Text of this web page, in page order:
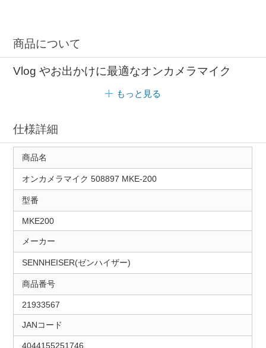
商品について
Vlog やお出かけに最適なオンカメラマイク
もっと見る
仕様詳細
商品名
オンカメラマイク 508897 MKE-200
型番
MKE200
メーカー
SENNHEISER(ゼンハイザー)
商品番号
21933567
JANコード
4044155251746